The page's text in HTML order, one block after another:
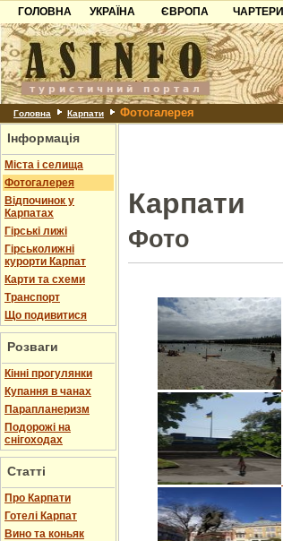
ГОЛОВНА
УКРАЇНА
Карпати
Азов
Причорноморря
Шацьк
ЄВРОПА
Чорногорія
Хорватія
Болгарія
Албанія
ЧАРТЕРИ
Головна Карпати Фотогалерея
Інформація
Міста і селища
Фотогалерея
Відпочинок у
Карпатах
Гірські лижі
Гірськолижні
курорти Карпат
Карти та схеми
Транспорт
Що подивитися
Розваги
Кінні прогулянки
Купання в чанах
Парапланеризм
Подорожі на
снігоходах
Статті
Про Карпати
Готелі Карпат
Вино та коньяк
Карпати
Фото